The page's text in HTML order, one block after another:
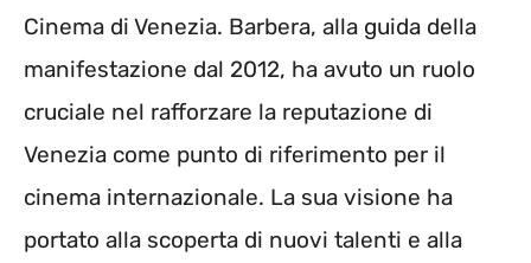
Cinema di Venezia. Barbera, alla guida della
manifestazione dal 2012, ha avuto un ruolo
cruciale nel rafforzare la reputazione di
Venezia come punto di riferimento per il
cinema internazionale. La sua visione ha
portato alla scoperta di nuovi talenti e alla